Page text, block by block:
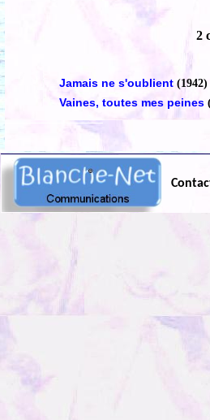
2
Jamais ne s'oublient (1942)
Vaines, toutes mes peines